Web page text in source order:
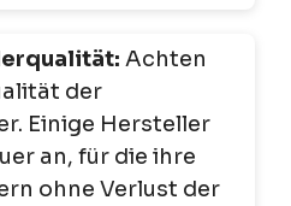
Achten
der
Einige Hersteller
an, für die ihre
ohne Verlust der